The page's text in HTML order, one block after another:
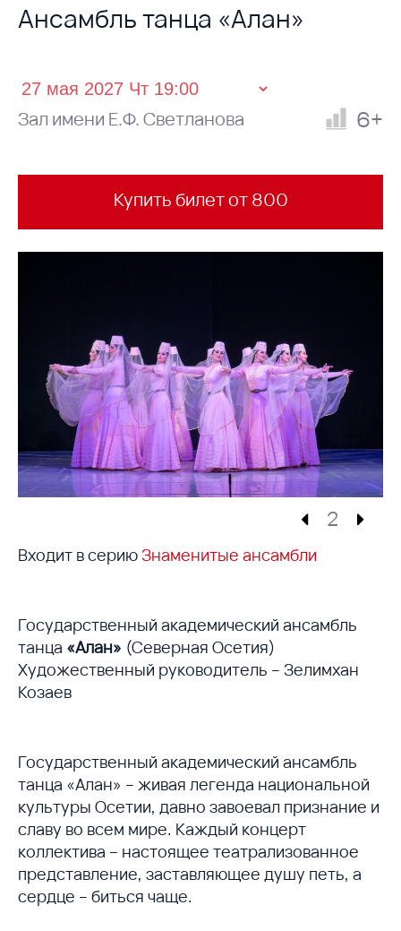
Ансамбль танца «Алан»
Зал имени Е.Ф. Светланова 6+
Купить билет от 800
2
Входит в сериюЗнаменитые ансамбли
Государственный академический ансамбль
танца «Алан» (Северная Осетия)
Художественный руководитель – Зелимхан
Козаев
Государственный академический ансамбль
танца «Алан» – живая легенда национальной
культуры Осетии, давно завоевал признание и
славу во всем мире. Каждый концерт
коллектива – настоящее театрализованное
представление, заставляющее душу петь, а
сердце – биться чаще.